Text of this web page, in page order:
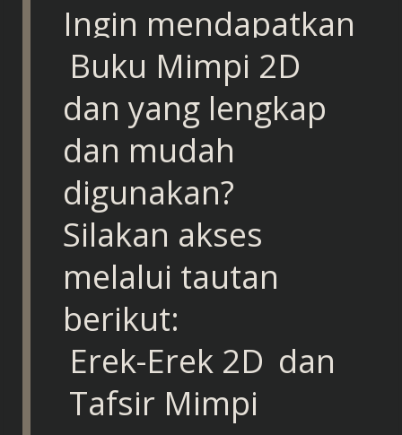
Ingin mendapatkan
Buku Mimpi 2D
dan yang lengkap
dan mudah
digunakan?
Silakan akses
melalui tautan
berikut:
Erek-Erek 2D dan
Tafsir Mimpi